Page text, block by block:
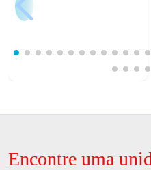
Encontre uma